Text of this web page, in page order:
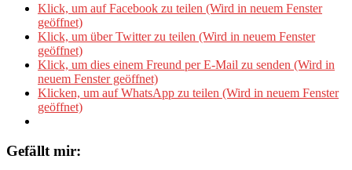
Klick, um auf Facebook zu teilen (Wird in neuem Fenster
geöffnet)
Klick, um über Twitter zu teilen (Wird in neuem Fenster
geöffnet)
Klick, um dies einem Freund per E-Mail zu senden (Wird in
neuem Fenster geöffnet)
Klicken, um auf WhatsApp zu teilen (Wird in neuem Fenster
geöffnet)
Gefällt mir: